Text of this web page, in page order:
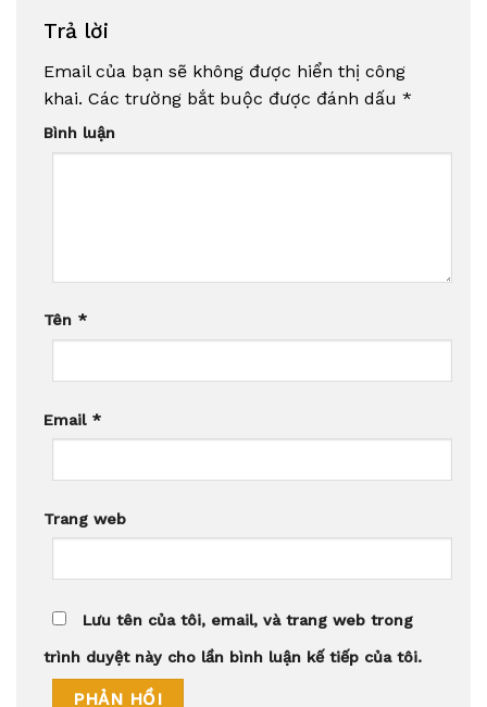
Trả lời
Email của bạn sẽ không được hiển thị công
khai. Các trường bắt buộc được đánh dấu *
Bình luận
Tên *
Email *
Trang web
Lưu tên của tôi, email, và trang web trong
trình duyệt này cho lần bình luận kế tiếp của tôi.